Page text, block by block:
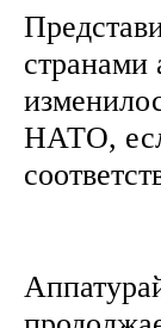
странами
НАТО,